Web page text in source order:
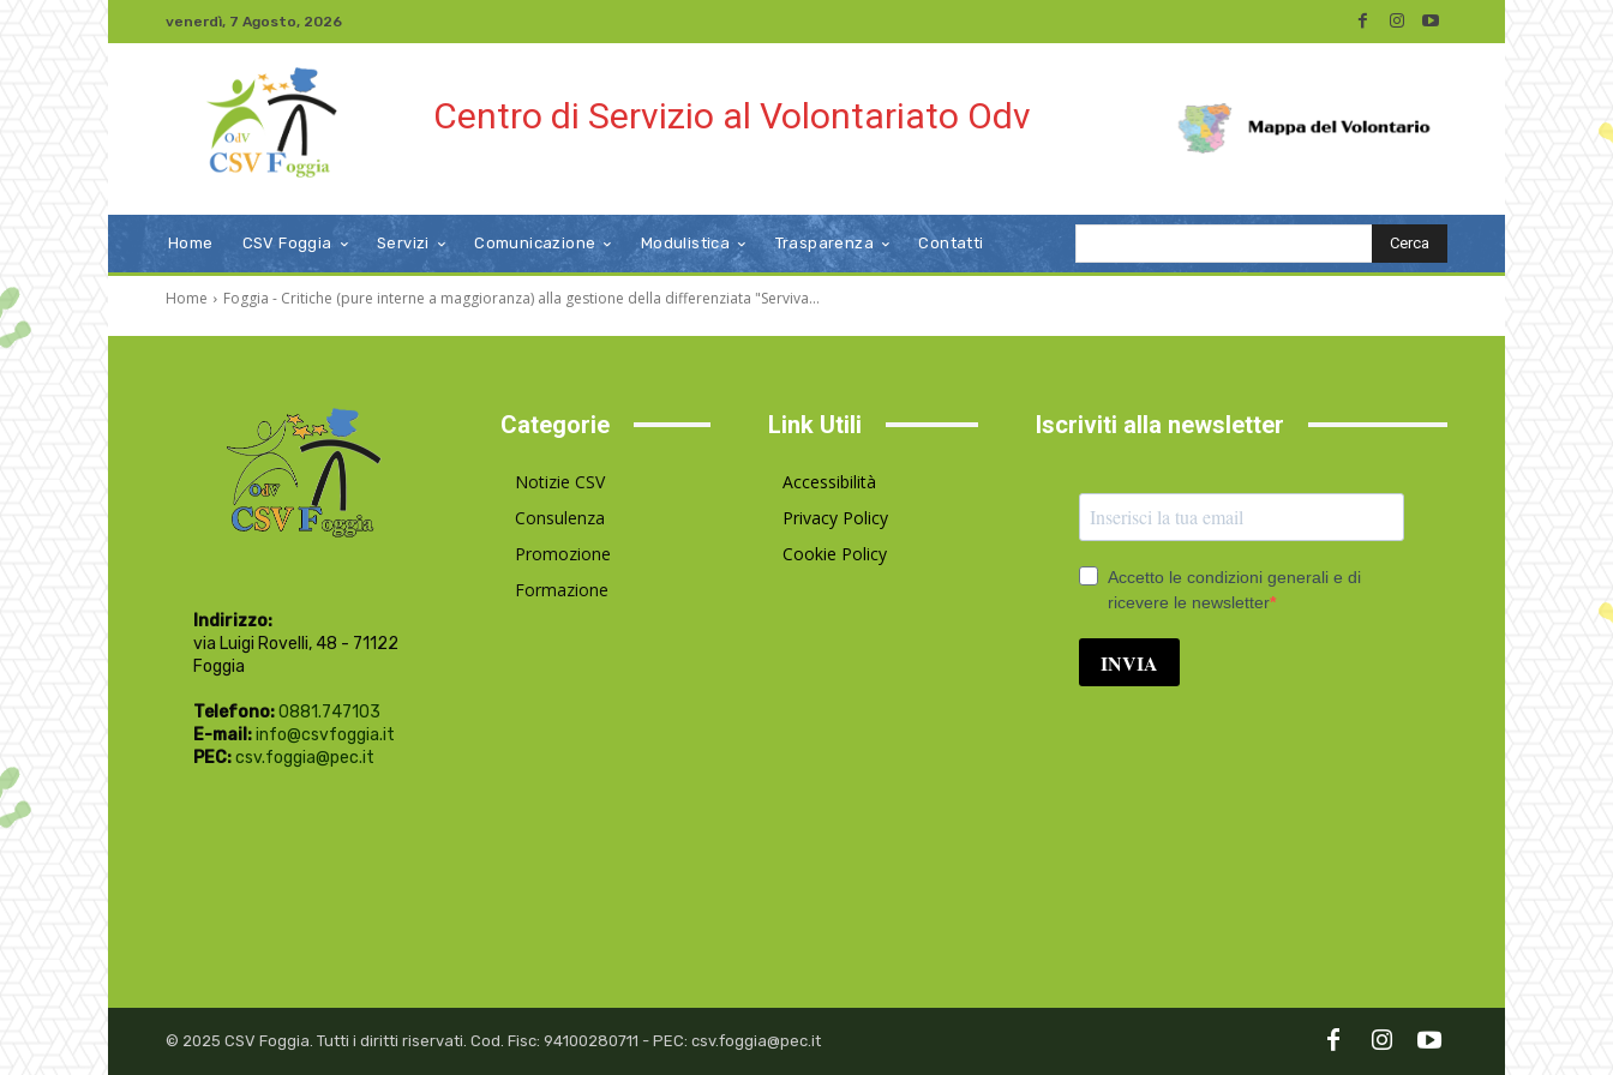
venerdì, 7 Agosto, 2026
Centro di Servizio al Volontariato Odv
Home CSV Foggia Servizi Comunicazione Modulistica Trasparenza Contatti Cerca
Home Foggia - Critiche (pure interne a maggioranza) alla gestione della differenziata "Serviva...
Indirizzo:
via Luigi Rovelli, 48 - 71122
Foggia
Telefono:0881.747103
E-mail:info@csvfoggia.it
PEC:csv.foggia@pec.it
Categorie
Notizie CSV
Consulenza
Promozione
Formazione
Link Utili
Accessibilità
Privacy Policy
Cookie Policy
Iscriviti alla newsletter
© 2025 CSV Foggia. Tutti i diritti riservati. Cod. Fisc: 94100280711 - PEC: csv.foggia@pec.it